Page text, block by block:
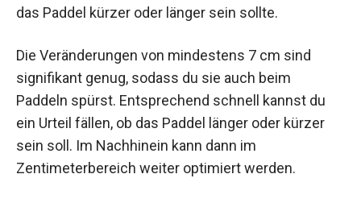
das Paddel kürzer oder länger sein sollte.
Die Veränderungen von mindestens 7 cm sind
signifikant genug, sodass du sie auch beim
Paddeln spürst. Entsprechend schnell kannst du
ein Urteil fällen, ob das Paddel länger oder kürzer
sein soll. Im Nachhinein kann dann im
Zentimeterbereich weiter optimiert werden.